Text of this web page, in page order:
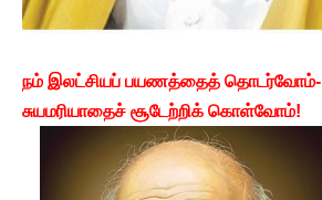
நம் இலட்சியப் பயணத்தைத் தொடர்வோம்-
சுயமரியாதைச் சூடேற்றிக் கொள்வோம்!